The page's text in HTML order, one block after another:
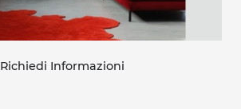
Richiedi Informazioni